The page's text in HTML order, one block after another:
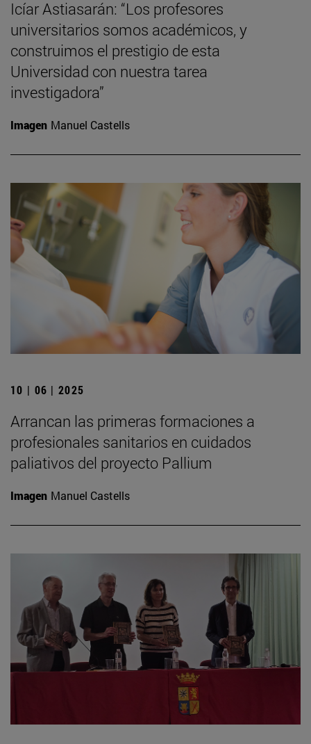
Icíar Astiasarán: “Los profesores
universitarios somos académicos, y
construimos el prestigio de esta
Universidad con nuestra tarea
investigadora”
Imagen Manuel Castells
10 | 06 | 2025
Arrancan las primeras formaciones a
profesionales sanitarios en cuidados
paliativos del proyecto Pallium
Imagen Manuel Castells